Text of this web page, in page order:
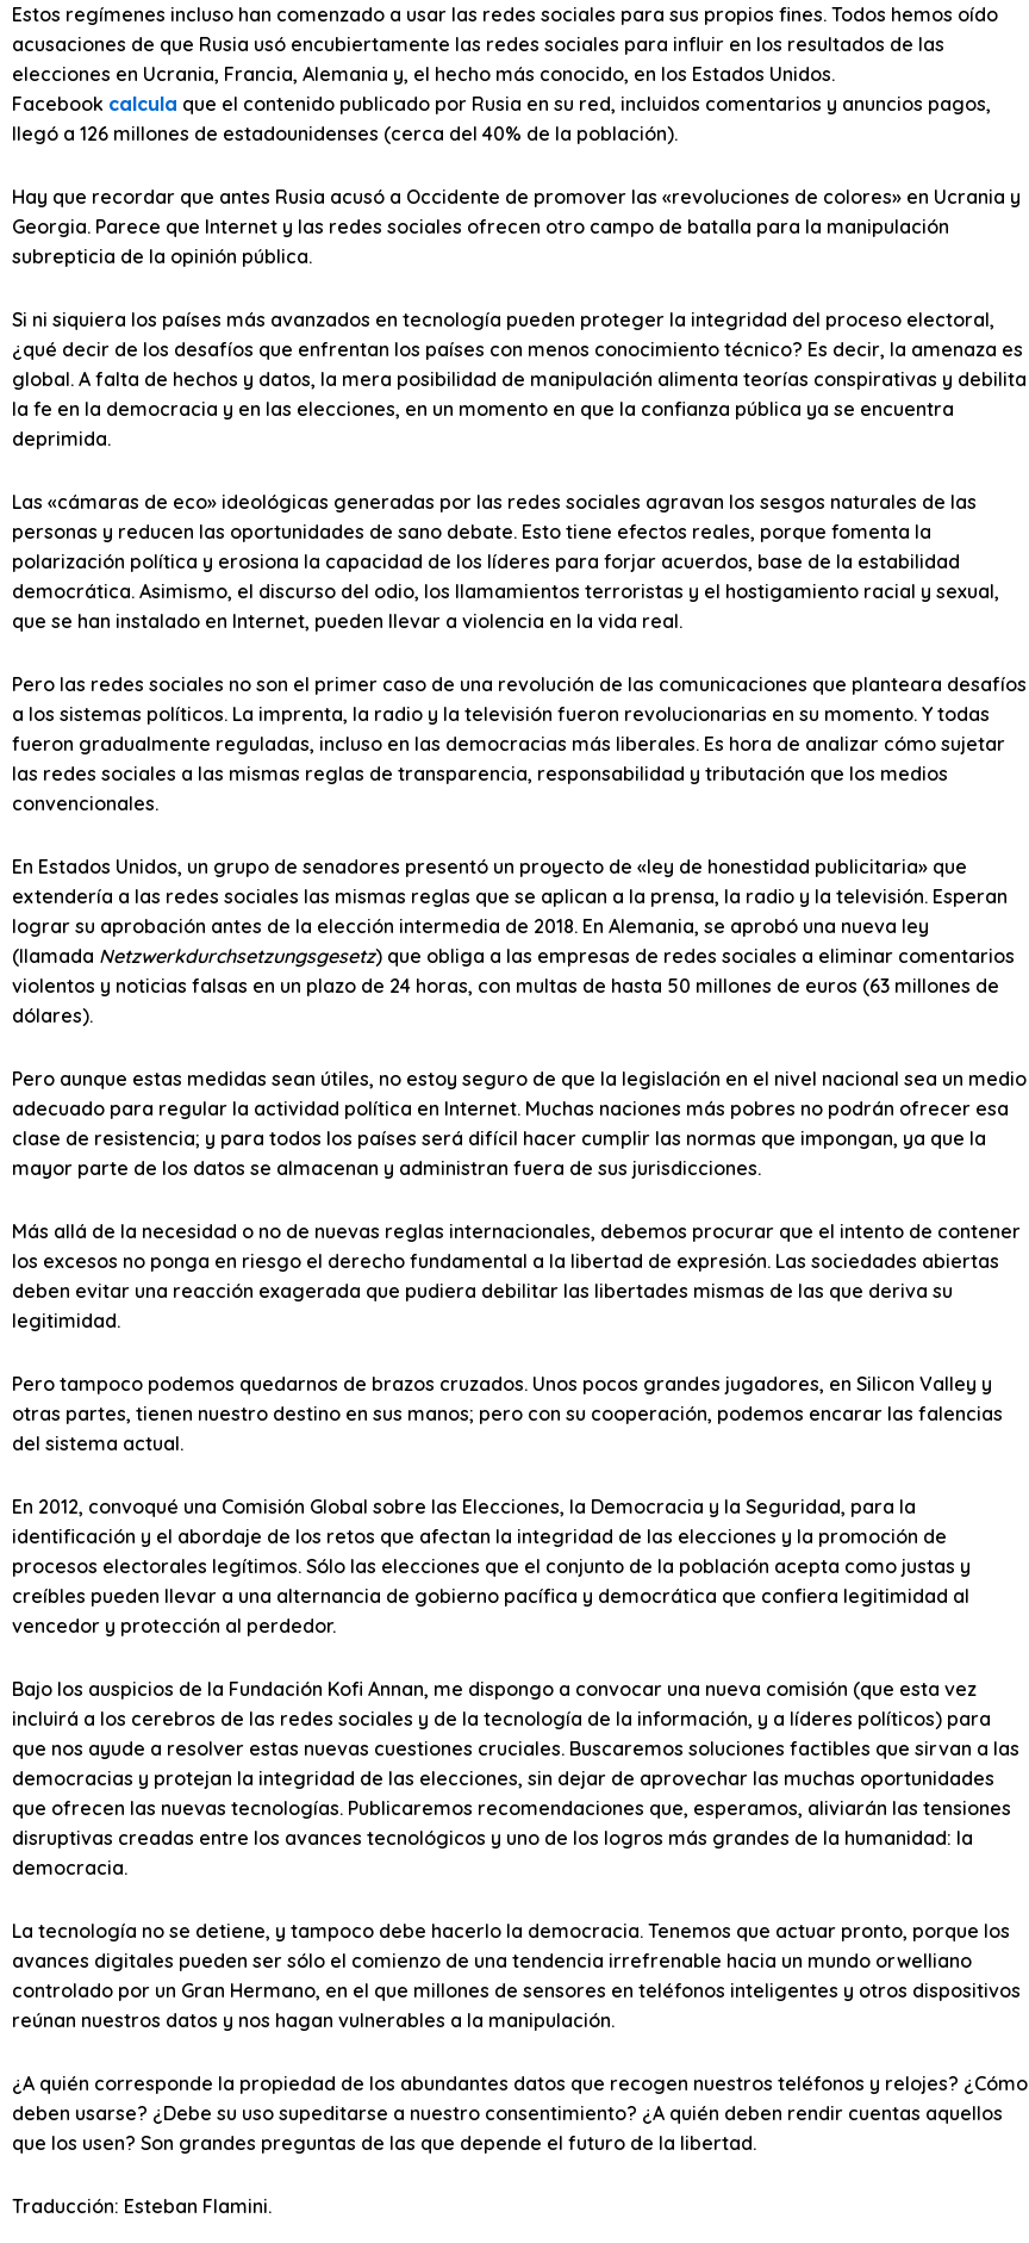
Estos regímenes incluso han comenzado a usar las redes sociales para sus propios fines. Todos hemos oído
acusaciones de que Rusia usó encubiertamente las redes sociales para influir en los resultados de las
elecciones en Ucrania, Francia, Alemania y, el hecho más conocido, en los Estados Unidos.
Facebook calcula que el contenido publicado por Rusia en su red, incluidos comentarios y anuncios pagos,
llegó a 126 millones de estadounidenses (cerca del 40% de la población).
Hay que recordar que antes Rusia acusó a Occidente de promover las «revoluciones de colores» en Ucrania y
Georgia. Parece que Internet y las redes sociales ofrecen otro campo de batalla para la manipulación
subrepticia de la opinión pública.
Si ni siquiera los países más avanzados en tecnología pueden proteger la integridad del proceso electoral,
¿qué decir de los desafíos que enfrentan los países con menos conocimiento técnico? Es decir, la amenaza es
global. A falta de hechos y datos, la mera posibilidad de manipulación alimenta teorías conspirativas y debilita
la fe en la democracia y en las elecciones, en un momento en que la confianza pública ya se encuentra
deprimida.
Las «cámaras de eco» ideológicas generadas por las redes sociales agravan los sesgos naturales de las
personas y reducen las oportunidades de sano debate. Esto tiene efectos reales, porque fomenta la
polarización política y erosiona la capacidad de los líderes para forjar acuerdos, base de la estabilidad
democrática. Asimismo, el discurso del odio, los llamamientos terroristas y el hostigamiento racial y sexual,
que se han instalado en Internet, pueden llevar a violencia en la vida real.
Pero las redes sociales no son el primer caso de una revolución de las comunicaciones que planteara desafíos
a los sistemas políticos. La imprenta, la radio y la televisión fueron revolucionarias en su momento. Y todas
fueron gradualmente reguladas, incluso en las democracias más liberales. Es hora de analizar cómo sujetar
las redes sociales a las mismas reglas de transparencia, responsabilidad y tributación que los medios
convencionales.
En Estados Unidos, un grupo de senadores presentó un proyecto de «ley de honestidad publicitaria» que
extendería a las redes sociales las mismas reglas que se aplican a la prensa, la radio y la televisión. Esperan
lograr su aprobación antes de la elección intermedia de 2018. En Alemania, se aprobó una nueva ley
(llamada Netzwerkdurchsetzungsgesetz) que obliga a las empresas de redes sociales a eliminar comentarios
violentos y noticias falsas en un plazo de 24 horas, con multas de hasta 50 millones de euros (63 millones de
dólares).
Pero aunque estas medidas sean útiles, no estoy seguro de que la legislación en el nivel nacional sea un medio
adecuado para regular la actividad política en Internet. Muchas naciones más pobres no podrán ofrecer esa
clase de resistencia; y para todos los países será difícil hacer cumplir las normas que impongan, ya que la
mayor parte de los datos se almacenan y administran fuera de sus jurisdicciones.
Más allá de la necesidad o no de nuevas reglas internacionales, debemos procurar que el intento de contener
los excesos no ponga en riesgo el derecho fundamental a la libertad de expresión. Las sociedades abiertas
deben evitar una reacción exagerada que pudiera debilitar las libertades mismas de las que deriva su
legitimidad.
Pero tampoco podemos quedarnos de brazos cruzados. Unos pocos grandes jugadores, en Silicon Valley y
otras partes, tienen nuestro destino en sus manos; pero con su cooperación, podemos encarar las falencias
del sistema actual.
En 2012, convoqué una Comisión Global sobre las Elecciones, la Democracia y la Seguridad, para la
identificación y el abordaje de los retos que afectan la integridad de las elecciones y la promoción de
procesos electorales legítimos. Sólo las elecciones que el conjunto de la población acepta como justas y
creíbles pueden llevar a una alternancia de gobierno pacífica y democrática que confiera legitimidad al
vencedor y protección al perdedor.
Bajo los auspicios de la Fundación Kofi Annan, me dispongo a convocar una nueva comisión (que esta vez
incluirá a los cerebros de las redes sociales y de la tecnología de la información, y a líderes políticos) para
que nos ayude a resolver estas nuevas cuestiones cruciales. Buscaremos soluciones factibles que sirvan a las
democracias y protejan la integridad de las elecciones, sin dejar de aprovechar las muchas oportunidades
que ofrecen las nuevas tecnologías. Publicaremos recomendaciones que, esperamos, aliviarán las tensiones
disruptivas creadas entre los avances tecnológicos y uno de los logros más grandes de la humanidad: la
democracia.
La tecnología no se detiene, y tampoco debe hacerlo la democracia. Tenemos que actuar pronto, porque los
avances digitales pueden ser sólo el comienzo de una tendencia irrefrenable hacia un mundo orwelliano
controlado por un Gran Hermano, en el que millones de sensores en teléfonos inteligentes y otros dispositivos
reúnan nuestros datos y nos hagan vulnerables a la manipulación.
¿A quién corresponde la propiedad de los abundantes datos que recogen nuestros teléfonos y relojes? ¿Cómo
deben usarse? ¿Debe su uso supeditarse a nuestro consentimiento? ¿A quién deben rendir cuentas aquellos
que los usen? Son grandes preguntas de las que depende el futuro de la libertad.
Traducción: Esteban Flamini.